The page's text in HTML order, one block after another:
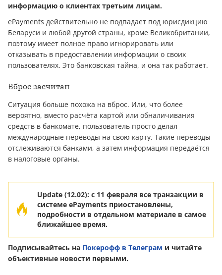
информацию о клиентах третьим лицам.
ePayments действительно не подпадает под юрисдикцию
Беларуси и любой другой страны, кроме Великобритании,
поэтому имеет полное право игнорировать или
отказывать в предоставлении информации о своих
пользователях. Это банковская тайна, и она так работает.
Вброс засчитан
Ситуация больше похожа на вброс. Или, что более
вероятно, вместо расчёта картой или обналичивания
средств в банкомате, пользователь просто делал
международные переводы на свою карту. Такие переводы
отслеживаются банками, а затем информация передаётся
в налоговые органы.
Update (12.02): c 11 февраля все транзакции в
системе ePayments приостановлены,
подробности в отдельном материале в самое
ближайшее время.
Подписывайтесь на Покерофф в Телеграм и читайте
объективные новости первыми.